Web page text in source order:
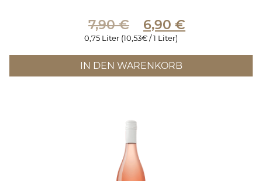
7,90€
Ursprünglicher
Preis
war:
7,90 €
6,90 €Preis
6,90 €.
0,75 Liter (10,53€ / 1 Liter)
IN DEN WARENKORB